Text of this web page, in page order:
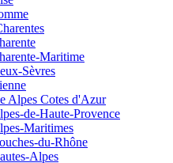
Maritime
Sèvres
Alpes Cotes d'Azur
de-Haute-Provence
Maritimes
du-Rhône
Alpes